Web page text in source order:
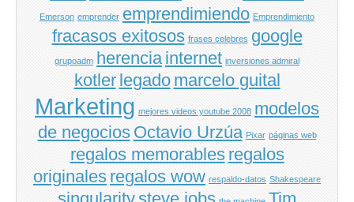
Emerson emprender emprendimiendo Emprendimiento
fracasos exitosos frases celebres google
grupoadm herencia internet inversiones admiral
kotler legado marcelo guital
Marketing mejores videos youtube 2008 modelos
de negocios Octavio Urzúa Pixar páginas web
regalos memorables regalos
originales regalos wow respaldo-datos Shakespeare